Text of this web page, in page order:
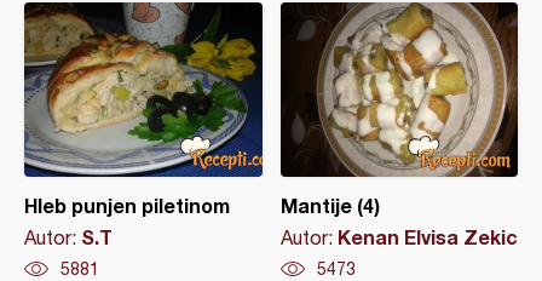
Hleb punjen piletinom
Autor: S.T
5881
Mantije (4)
Autor: Kenan Elvisa Zekic
5473